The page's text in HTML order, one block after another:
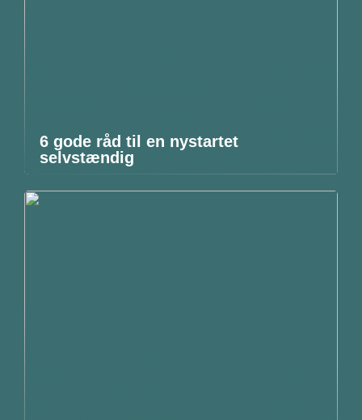
6 gode råd til en nystartet
selvstændig